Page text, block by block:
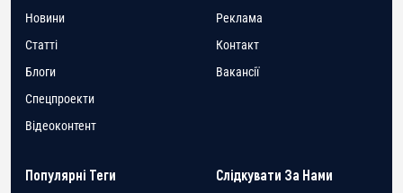
Новини
Статті
Блоги
Спецпроекти
Відеоконтент
Реклама
Контакт
Вакансії
Популярні Теги Слідкувати За Нами